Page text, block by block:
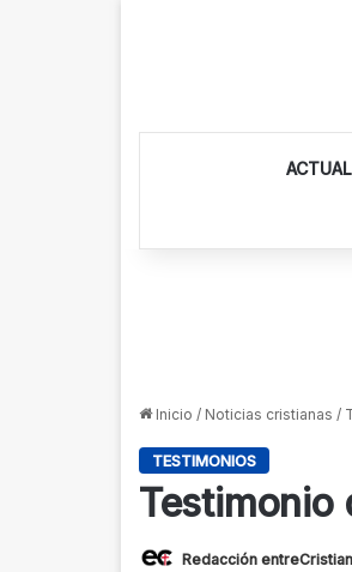
Inicio / Noticias cristianas /
TESTIMONIOS
Testimonio
Redacción